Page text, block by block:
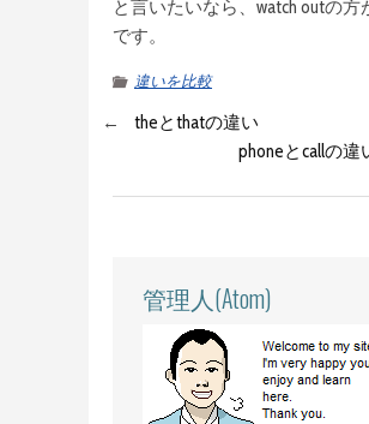
と言いたいなら、watch outの方
です。
違いを比較
←
theとthatの違い
phoneとcallの違
管理人(Atom)